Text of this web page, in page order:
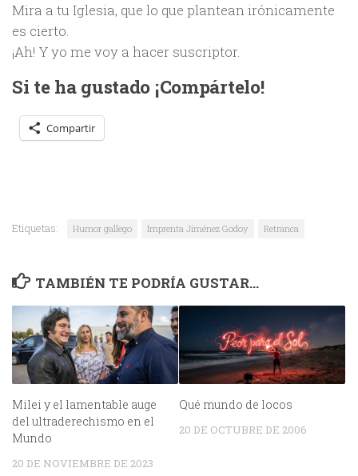
Mira a tu Iglesia, que lo que plantean irónicamente
es cierto.
¡Ah! Y yo me voy a hacer suscriptor.
Si te ha gustado ¡Compártelo!
Compartir
Etiquetas: Humor gallego Imprenta Jiménez Godoy Retranca
TAMBIÉN TE PODRÍA GUSTAR...
Milei y el lamentable auge
del ultraderechismo en el
Mundo
20 DE NOVIEMBRE DE 2023
Qué mundo de locos
20 DE OCTUBRE DE 2006